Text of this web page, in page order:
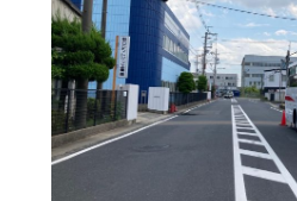
Company 会社情報
Recruit 採用情報
Contact お問い合わせ